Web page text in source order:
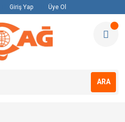
Giriş Yap Üye Ol
ARA